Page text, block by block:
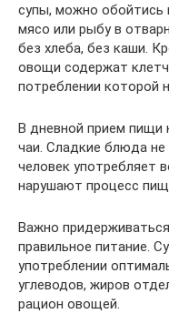
супы, можно обойтись
мясо или рыбу в
без хлеба, без каши.
овощи содержат
потреблении которой
В дневной прием
чаи. Сладкие блюда
человек употребляет
нарушают процесс
Важно
правильное питание.
употреблении
углеводов, жиров
рацион овощей.